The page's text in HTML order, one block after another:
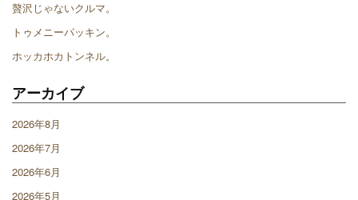
贅沢じゃないクルマ。
トゥメニーパッキン。
ホッカホカトンネル。
アーカイブ
2026年8月
2026年7月
2026年6月
2026年5月